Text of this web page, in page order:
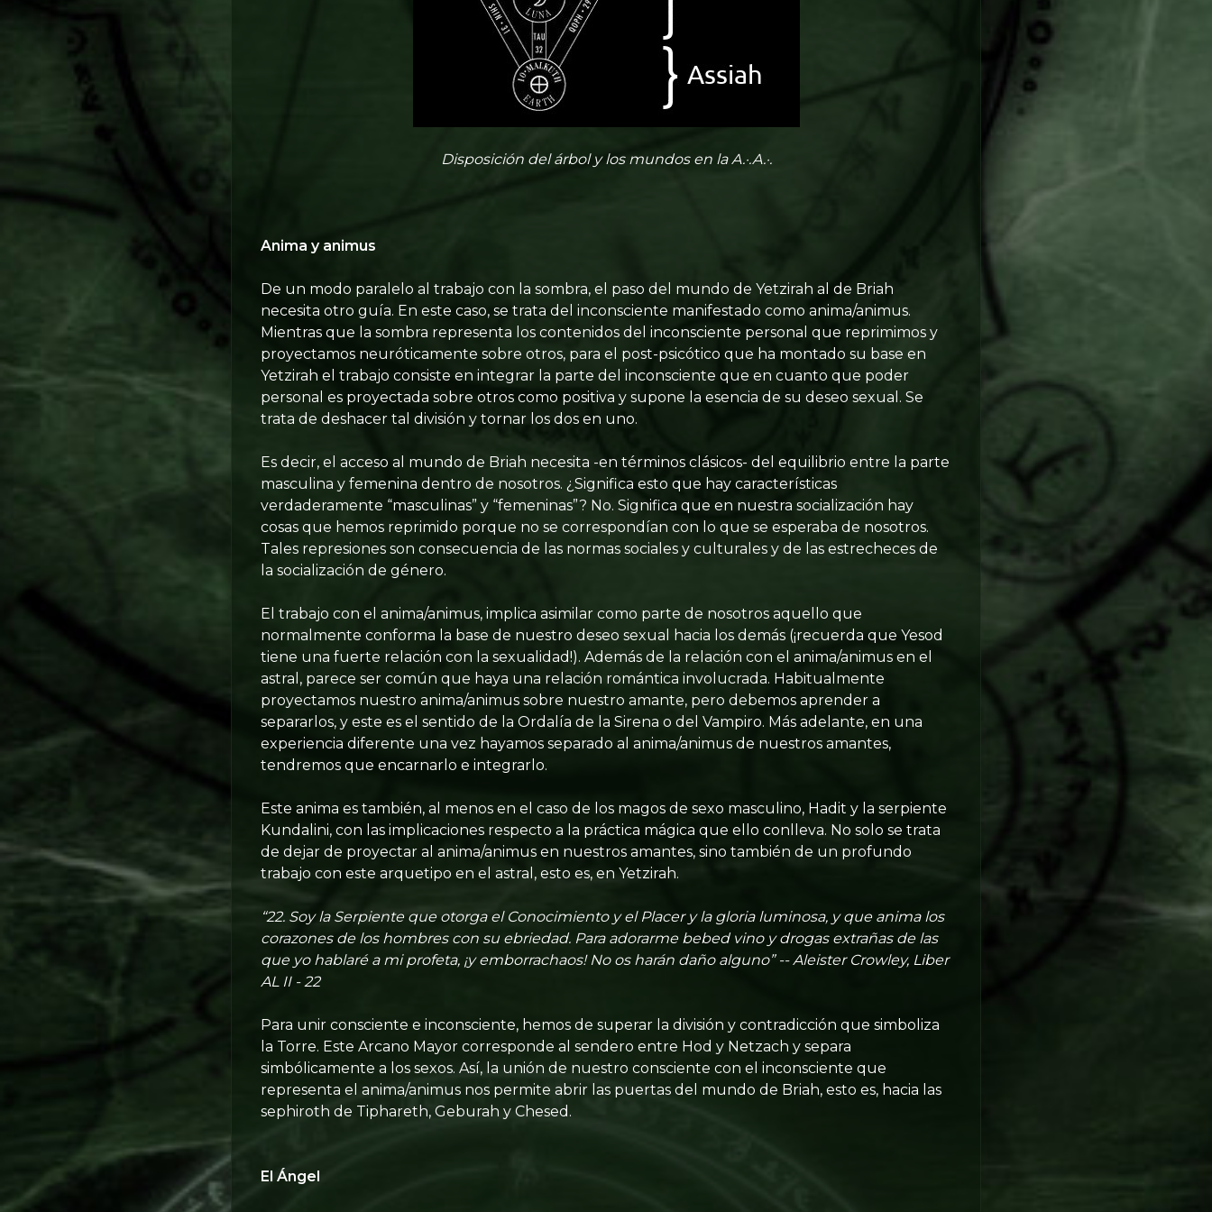
Disposición del árbol y los mundos en la A.·.A.·.
Anima y animus
De un modo paralelo al trabajo con la sombra, el paso del mundo de Yetzirah al de Briah
necesita otro guía. En este caso, se trata del inconsciente manifestado como anima/animus.
Mientras que la sombra representa los contenidos del inconsciente personal que reprimimos y
proyectamos neuróticamente sobre otros, para el post-psicótico que ha montado su base en
Yetzirah el trabajo consiste en integrar la parte del inconsciente que en cuanto que poder
personal es proyectada sobre otros como positiva y supone la esencia de su deseo sexual. Se
trata de deshacer tal división y tornar los dos en uno.
Es decir, el acceso al mundo de Briah necesita -en términos clásicos- del equilibrio entre la parte
masculina y femenina dentro de nosotros. ¿Significa esto que hay características
verdaderamente “masculinas” y “femeninas”? No. Significa que en nuestra socialización hay
cosas que hemos reprimido porque no se correspondían con lo que se esperaba de nosotros.
Tales represiones son consecuencia de las normas sociales y culturales y de las estrecheces de
la socialización de género.
El trabajo con el anima/animus, implica asimilar como parte de nosotros aquello que
normalmente conforma la base de nuestro deseo sexual hacia los demás (¡recuerda que Yesod
tiene una fuerte relación con la sexualidad!). Además de la relación con el anima/animus en el
astral, parece ser común que haya una relación romántica involucrada. Habitualmente
proyectamos nuestro anima/animus sobre nuestro amante, pero debemos aprender a
separarlos, y este es el sentido de la Ordalía de la Sirena o del Vampiro. Más adelante, en una
experiencia diferente una vez hayamos separado al anima/animus de nuestros amantes,
tendremos que encarnarlo e integrarlo.
Este anima es también, al menos en el caso de los magos de sexo masculino, Hadit y la serpiente
Kundalini, con las implicaciones respecto a la práctica mágica que ello conlleva. No solo se trata
de dejar de proyectar al anima/animus en nuestros amantes, sino también de un profundo
trabajo con este arquetipo en el astral, esto es, en Yetzirah.
“22. Soy la Serpiente que otorga el Conocimiento y el Placer y la gloria luminosa, y que anima los
corazones de los hombres con su ebriedad. Para adorarme bebed vino y drogas extrañas de las
que yo hablaré a mi profeta, ¡y emborrachaos! No os harán daño alguno” -- Aleister Crowley, Liber
AL II - 22
Para unir consciente e inconsciente, hemos de superar la división y contradicción que simboliza
la Torre. Este Arcano Mayor corresponde al sendero entre Hod y Netzach y separa
simbólicamente a los sexos. Así, la unión de nuestro consciente con el inconsciente que
representa el anima/animus nos permite abrir las puertas del mundo de Briah, esto es, hacia las
sephiroth de Tiphareth, Geburah y Chesed.
El Ángel